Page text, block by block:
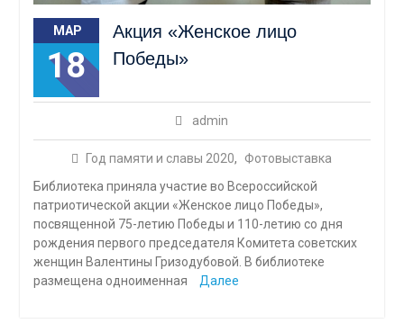
МАР
18
Акция «Женское лицо
Победы»
admin
Год памяти и славы 2020,
Фотовыставка
Библиотека приняла участие во Всероссийской
патриотической акции «Женское лицо Победы»,
посвященной 75-летию Победы и 110-летию со дня
рождения первого председателя Комитета советских
женщин Валентины Гризодубовой. В библиотеке
размещена одноименная
Далее